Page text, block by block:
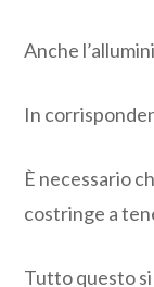
Anche
In
È necessario
costringe a
Tutto questo